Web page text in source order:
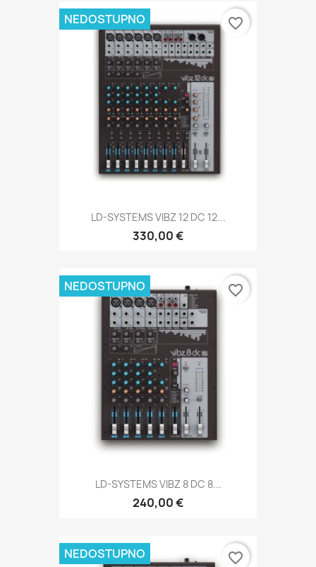
LD-SYSTEMS VIBZ 12 DC 12...
330,00 €
NEDOSTUPNO favorite_border
LD-SYSTEMS VIBZ 8 DC 8...
240,00 €
NEDOSTUPNO favorite_border
NEDOSTUPNO favorite_border